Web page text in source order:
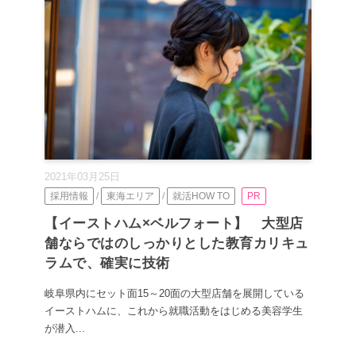
2021年03月25日
採用情報 / 東海エリア / 就活HOW TO PR
【イーストハム×ベルフォート】 大型店
舗ならではのしっかりとした教育カリキュ
ラムで、確実に技術
岐阜県内にセット面15～20面の大型店舗を展開している
イーストハムに、これから就職活動をはじめる美容学生
が潜入...